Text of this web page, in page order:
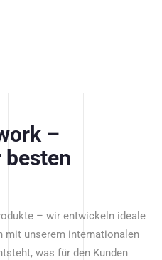
–
besten
– wir entwickeln ideale
mit unserem internationalen
was für den Kunden